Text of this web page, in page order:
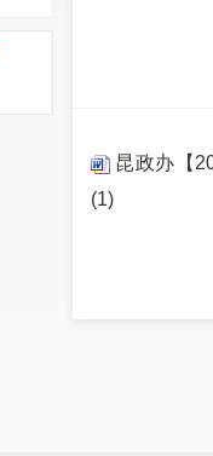
昆政办【
(1)